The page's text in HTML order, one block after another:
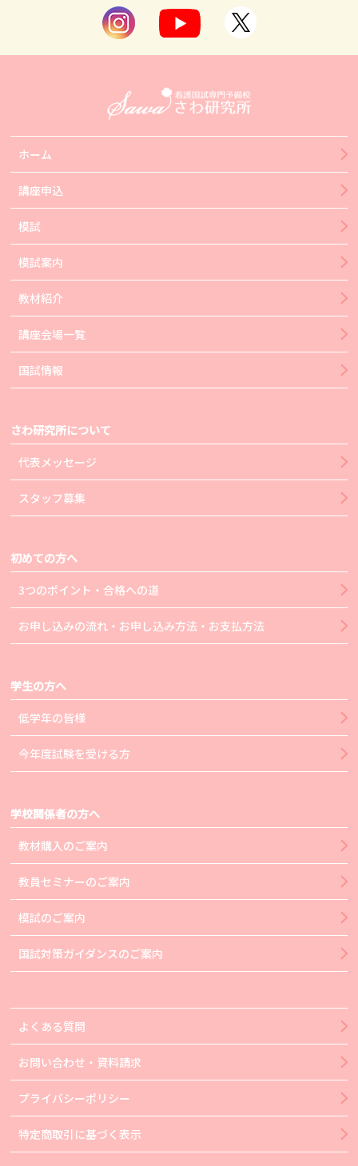
ホーム
講座申込
模試
模試案内
教材紹介
講座会場一覧
国試情報
さわ研究所について
代表メッセージ
スタッフ募集
初めての方へ
3つのポイント・合格への道
お申し込みの流れ・お申し込み方法・お支払方法
学生の方へ
低学年の皆様
今年度試験を受ける方
学校関係者の方へ
教材購入のご案内
教員セミナーのご案内
模試のご案内
国試対策ガイダンスのご案内
よくある質問
お問い合わせ・資料請求
プライバシーポリシー
特定商取引に基づく表示